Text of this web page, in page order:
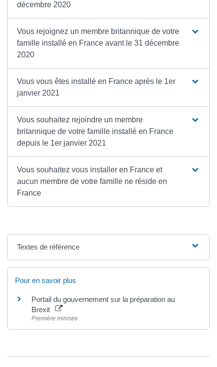
décembre 2020
Vous rejoignez un membre britannique de votre
famille installé en France avant le 31 décembre
2020
Vous vous êtes installé en France après le 1er
janvier 2021
Vous souhaitez rejoindre un membre
britannique de votre famille installé en France
depuis le 1er janvier 2021
Vous souhaitez vous installer en France et
aucun membre de votre famille ne réside en
France
Textes de référence
Pour en savoir plus
Portail du gouvernement sur la préparation au
Brexit
Première ministre